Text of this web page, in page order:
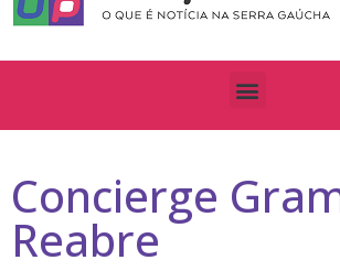
Concierge
Reabre